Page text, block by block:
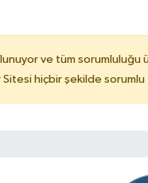
ve tüm sorumluluğu
hiçbir şekilde